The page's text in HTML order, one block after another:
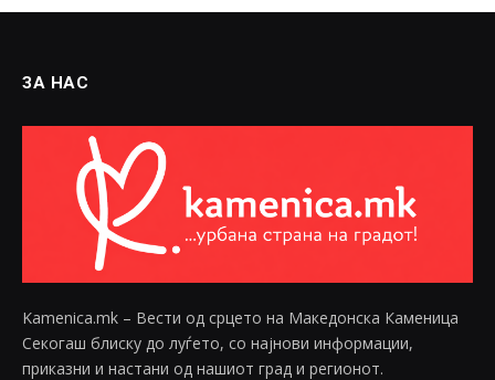
ЗА НАС
Kamenica.mk – Вести од срцето на Македонска Каменица
Секогаш блиску до луѓето, со најнови информации,
приказни и настани од нашиот град и регионот.